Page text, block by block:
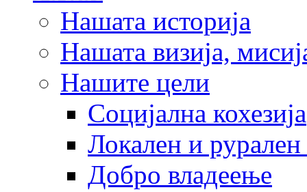
Нашата историја
Нашата визија,
Нашите цели
Социјална кохезија
Локален и рурален
Добро владеење